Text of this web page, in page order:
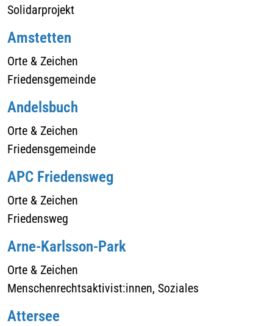
Solidarprojekt
Amstetten
Orte & Zeichen
Friedensgemeinde
Andelsbuch
Orte & Zeichen
Friedensgemeinde
APC Friedensweg
Orte & Zeichen
Friedensweg
Arne-Karlsson-Park
Orte & Zeichen
Menschenrechtsaktivist:innen, Soziales
Attersee